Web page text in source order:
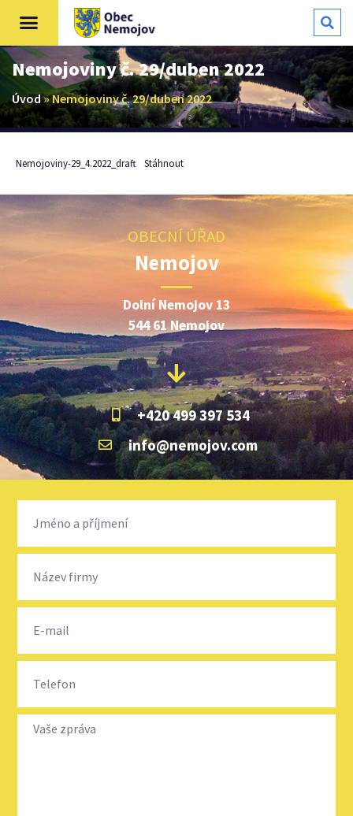
Nemojoviny č. 29/duben 2022
Úvod»Nemojoviny č. 29/duben 2022
Nemojoviny-29_4.2022_draft Stáhnout
OBECNÍ ÚŘAD
Nemojov
Dolní Nemojov 13
544 61 Nemojov
+420 499 397 534
info@nemojov.com